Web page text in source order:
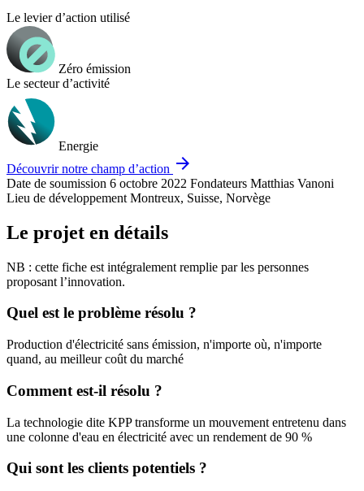
Le levier d’action utilisé
Zéro émission
Le secteur d’activité
Energie
Découvrir notre champ d’action arrow_forward
Date de soumission 6 octobre 2022 Fondateurs Matthias Vanoni
Lieu de développement Montreux, Suisse, Norvège
Le projet en détails
NB : cette fiche est intégralement remplie par les personnes
proposant l’innovation.
Quel est le problème résolu ?
Production d'électricité sans émission, n'importe où, n'importe
quand, au meilleur coût du marché
Comment est-il résolu ?
La technologie dite KPP transforme un mouvement entretenu dans
une colonne d'eau en électricité avec un rendement de 90 %
Qui sont les clients potentiels ?